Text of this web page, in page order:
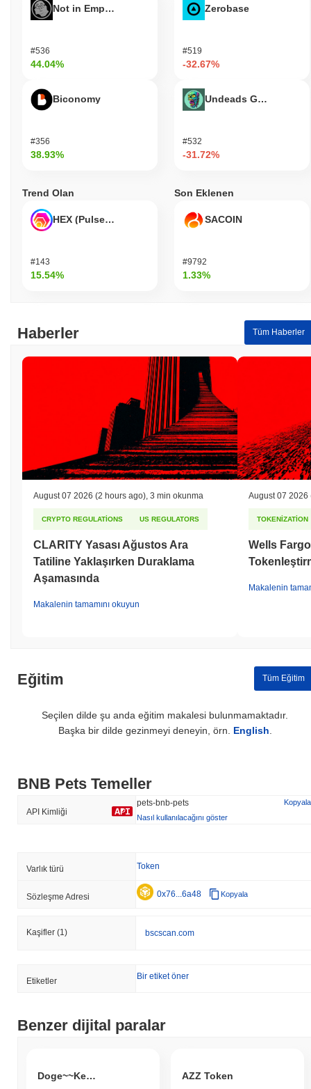
Not in Employment, Education, or Training
#536
44.04%
Biconomy
#356
38.93%
Zerobase
#519
-32.67%
Undeads Games
#532
-31.72%
Trend Olan
HEX (Pulsechain)
#143
15.54%
Son Eklenen
SACOIN
#9792
1.33%
Haberler Tüm Haberler
August 07 2026 (2 hours ago) 3 min okunma
CRYPTO REGULATIONS US REGULATORS
CLARITY Yasası Ağustos Ara
Tatiline Yaklaşırken Duraklama
Aşamasında
Makalenin tamamını okuyun
August 07 2026
TOKENIZATION
Wells
Makalenin
Eğitim Tüm Eğitim
Seçilen dilde şu anda eğitim makalesi bulunmamaktadır.
Başka bir dilde gezinmeyi deneyin, örn. English
BNB Pets Temeller
API Kimliği
pets-bnb-pets
Kopyala
Nasıl kullanılacağını göster
Varlık türü Token
Sözleşme Adresi 0x76...6a48 Kopyala
Kaşifler (1) bscscan.com
Etiketler Bir etiket öner
Benzer dijital paralar
Doge~~Keng? AZZ Token